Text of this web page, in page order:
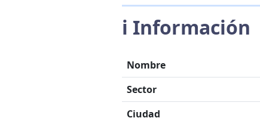
ℹ️ Información
Nombre
Sector
Ciudad